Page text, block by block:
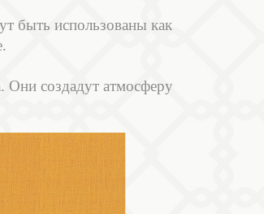
быть использованы как
создадут атмосферу